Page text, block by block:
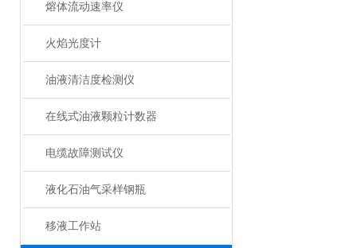
熔体流动速率仪
火焰光度计
油液清洁度检测仪
在线式油液颗粒计数器
电缆故障测试仪
液化石油气采样钢瓶
移液工作站